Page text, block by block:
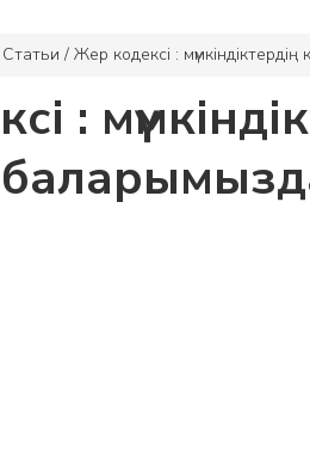
Статьи / Жер кодексі :
: